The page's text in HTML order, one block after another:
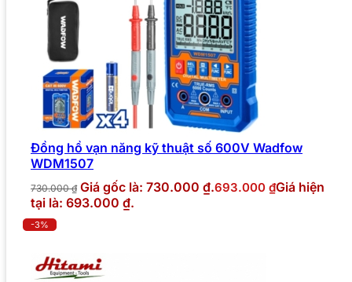
Đồng hồ vạn năng kỹ thuật số 600V Wadfow
WDM1507
730.000₫ Giá gốc là: 730.000 ₫.693.000 ₫Giá hiện
tại là: 693.000 ₫.
-3%